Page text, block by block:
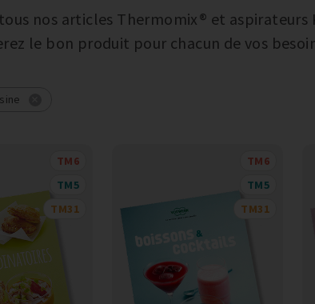
nos articles Thermomix® et aspirateurs
le bon produit pour chacun de vos
TM6
TM5
TM31
TM6
TM5
TM31